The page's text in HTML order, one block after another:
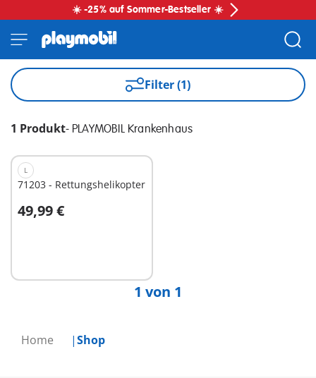
☀️ -25% auf Sommer-Bestseller ☀️
Home Shop
Filter (1)
1 Produkt- PLAYMOBIL Krankenhaus
L
71203 - Rettungshelikopter
49,99 €
In den Warenkorb
1 von 1